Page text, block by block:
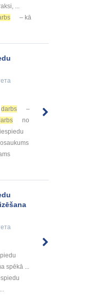
...
– kā
darbs
–
no
spēkā ...